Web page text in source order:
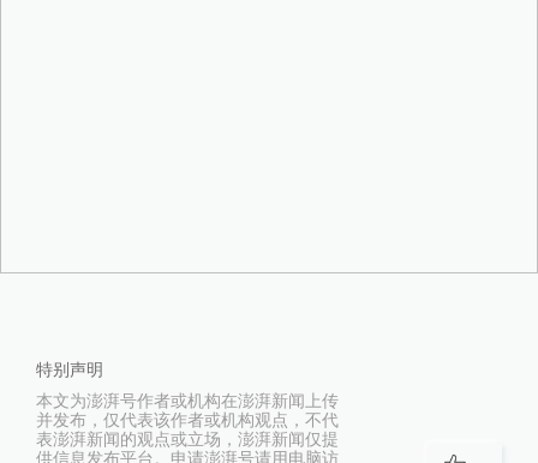
特别声明
本文为澎湃号作者或机构在澎湃新闻上传
并发布，仅代表该作者或机构观点，不代
表澎湃新闻的观点或立场，澎湃新闻仅提
供信息发布平台。申请澎湃号请用电脑访